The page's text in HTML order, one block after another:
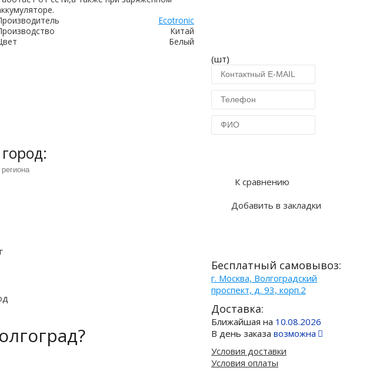
(шт)
К сравнению
Добавить в закладки
Бесплатный самовывоз:
г. Москва, Волгоградский
проспект, д. 93, корп.2
Доставка:
Ближайшая на 10.08.2026
В день заказа возможна
Условия доставки
Условия оплаты
Ecotronic
Китай
Белый